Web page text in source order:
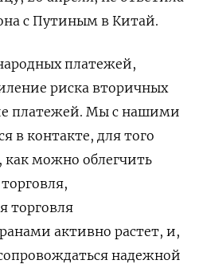
с Путиным в Китай.
платежей,
риска вторичных
платежей. Мы с нашими
в контакте, для того
как можно облегчить
торговля
активно растет, и,
надежной